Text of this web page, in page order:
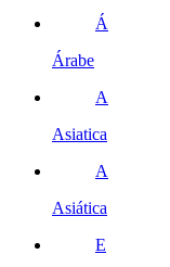
Á
Árabe
A
Asiatica
A
Asiática
E